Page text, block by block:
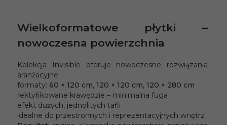
Wielkoformatowe płytki –
nowoczesna powierzchnia
Kolekcja Invisible oferuje nowoczesne rozwiązania
aranżacyjne:
formaty: 60 × 120 cm, 120 × 120 cm, 120 × 280 cm
rektyfikowane krawędzie – minimalna fuga
efekt dużych, jednolitych tafli
idealne do przestronnych i reprezentacyjnych wnętrz